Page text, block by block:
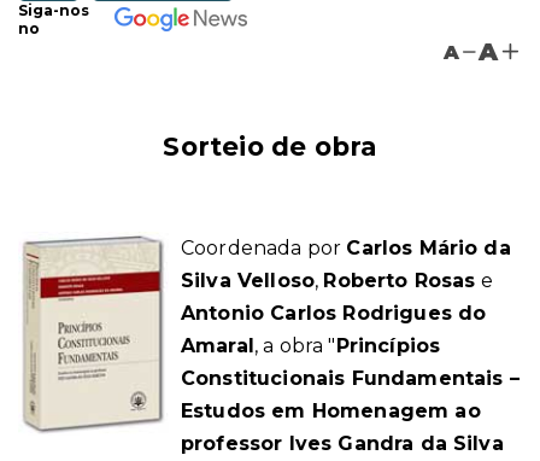
Siga-nos
no
A A
Sorteio de obra
Coordenada por Carlos Mário da
Silva Velloso, Roberto Rosas e
Antonio Carlos Rodrigues do
Amaral, a obra "Princípios
Constitucionais Fundamentais –
Estudos em Homenagem ao
professor Ives Gandra da Silva